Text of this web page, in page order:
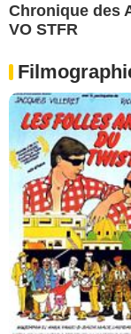
Chronique des
VO STFR